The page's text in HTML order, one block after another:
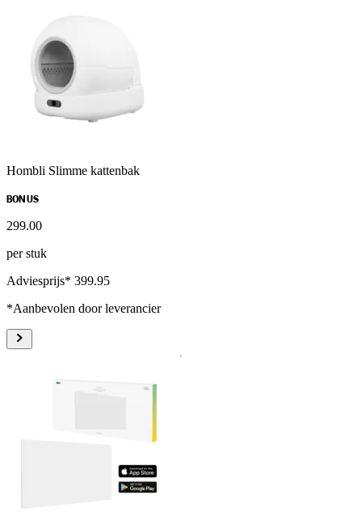
Hombli Slimme kattenbak
BONUS
299.00
per stuk
Adviesprijs* 399.95
*Aanbevolen door leverancier